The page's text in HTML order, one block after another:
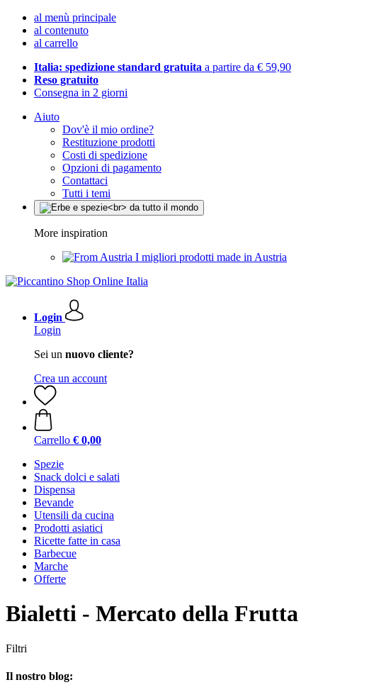
al menù principale
al contenuto
al carrello
Italia: spedizione standard gratuita a partire da € 59,90
Reso gratuito
Consegna in 2 giorni
Aiuto
Dov'è il mio ordine?
Restituzione prodotti
Costi di spedizione
Opzioni di pagamento
Contattaci
Tutti i temi
More inspiration
I migliori prodotti made in Austria
Login
Login
Sei un nuovo cliente?
Crea un account
Carrello € 0,00
Spezie
Snack dolci e salati
Dispensa
Bevande
Utensili da cucina
Prodotti asiatici
Ricette fatte in casa
Barbecue
Marche
Offerte
Bialetti - Mercato della Frutta
Filtri
Il nostro blog: